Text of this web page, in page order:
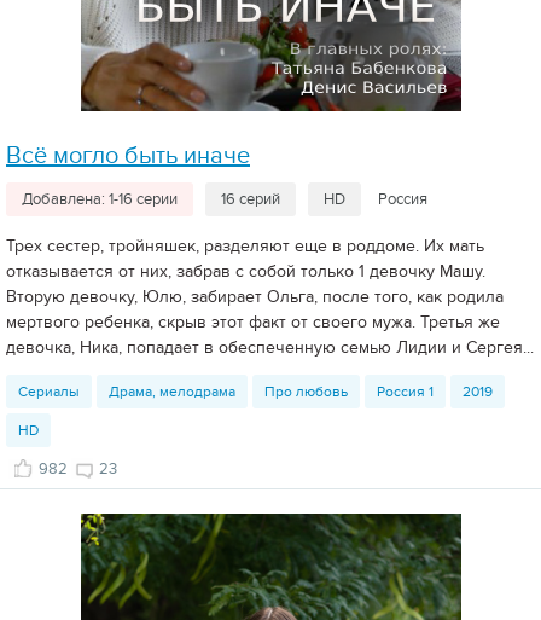
Всё могло быть иначе
Добавлена: 1-16 серии 16 серий HD Россия
Трех сестер, тройняшек, разделяют еще в роддоме. Их мать
отказывается от них, забрав с собой только 1 девочку Машу.
Вторую девочку, Юлю, забирает Ольга, после того, как родила
мертвого ребенка, скрыв этот факт от своего мужа. Третья же
девочка, Ника, попадает в обеспеченную семью Лидии и Сергея...
Сериалы Драма, мелодрама Про любовь Россия 1 2019
HD
982 23